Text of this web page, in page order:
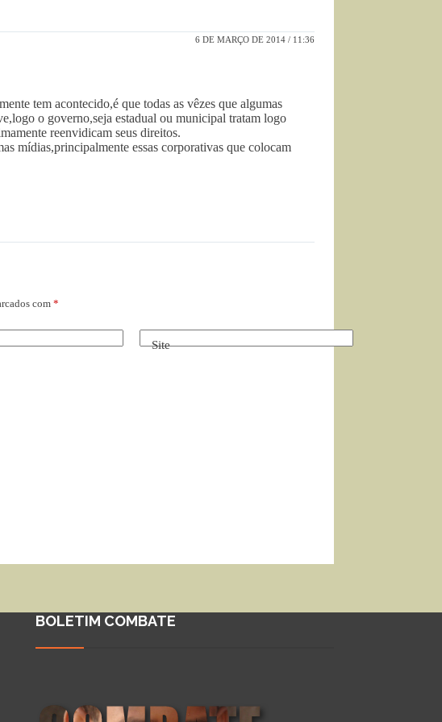
6 DE MARÇO DE 2014 / 11:36
tem acontecido,é que todas as vêzes que algumas
o governo,seja estadual ou municipal tratam logo
reenvidicam seus direitos.
mídias,principalmente essas corporativas que colocam
com *
Site
BOLETIM COMBATE